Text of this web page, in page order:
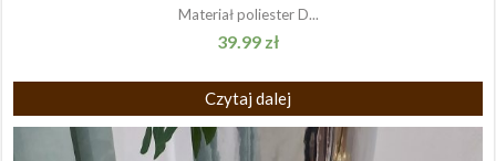
Materiał poliester D...
39.99 zł
Czytaj dalej